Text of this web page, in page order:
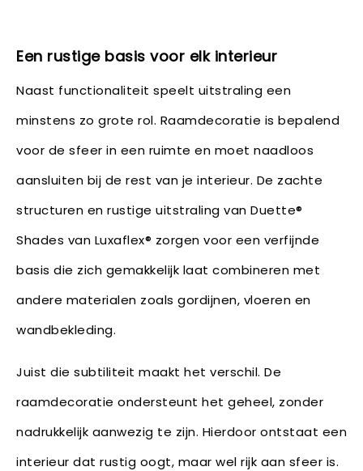
Een rustige basis voor elk interieur
Naast functionaliteit speelt uitstraling een
minstens zo grote rol. Raamdecoratie is bepalend
voor de sfeer in een ruimte en moet naadloos
aansluiten bij de rest van je interieur. De zachte
structuren en rustige uitstraling van Duette®
Shades van Luxaflex® zorgen voor een verfijnde
basis die zich gemakkelijk laat combineren met
andere materialen zoals gordijnen, vloeren en
wandbekleding.
Juist die subtiliteit maakt het verschil. De
raamdecoratie ondersteunt het geheel, zonder
nadrukkelijk aanwezig te zijn. Hierdoor ontstaat een
interieur dat rustig oogt, maar wel rijk aan sfeer is.